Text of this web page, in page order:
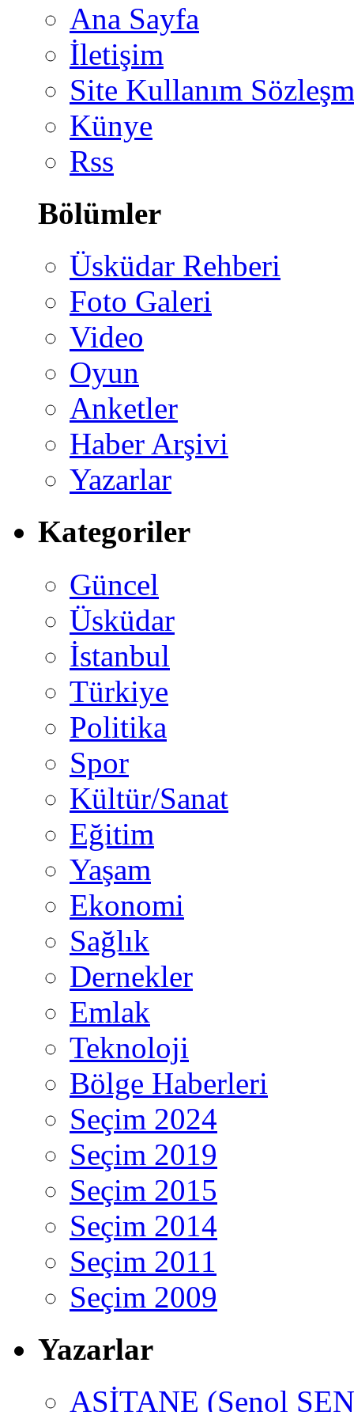
Ana Sayfa
İletişim
Site Kullanım
Künye
Rss
Bölümler
Üsküdar Rehberi
Foto Galeri
Video
Oyun
Anketler
Haber Arşivi
Yazarlar
Kategoriler
Güncel
Üsküdar
İstanbul
Türkiye
Politika
Spor
Kültür/Sanat
Eğitim
Yaşam
Ekonomi
Sağlık
Dernekler
Emlak
Teknoloji
Bölge Haberleri
Seçim 2024
Seçim 2019
Seçim 2015
Seçim 2014
Seçim 2011
Seçim 2009
Yazarlar
ASİTANE (Şenol